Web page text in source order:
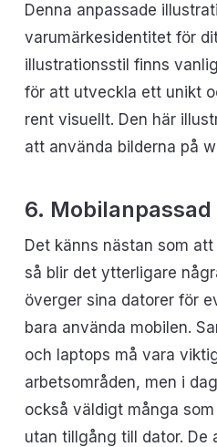
Denna anpassade
varumärkesidentitet för
illustrationsstil finns
för att utveckla ett unikt
rent visuellt. Den här
att använda bilderna på
6. Mobilanpassad
Det känns nästan som
så blir det ytterligare
överger sina datorer för
bara använda mobilen.
och laptops må vara
arbetsområden, men i
också väldigt många
utan tillgång till dator. De